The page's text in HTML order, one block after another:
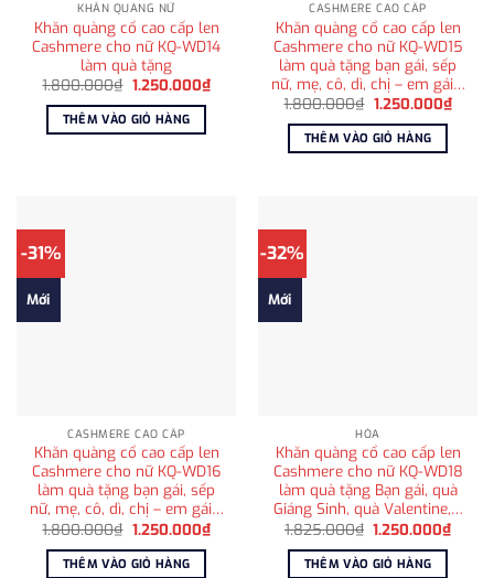
KHĂN QUÀNG NỮ
Khăn quàng cổ cao cấp len
Cashmere cho nữ KQ-WD14
làm quà tặng
1.800.000₫ Giá
là:
1.800.000₫.
1.250.000₫Giá
hiện
THÊM VÀO GIỎ HÀNG
CASHMERE CAO CẤP
Khăn quàng cổ cao cấp len
Cashmere cho nữ KQ-WD15
làm quà tặng bạn gái, sếp
nữ, mẹ, cô, dì, chị – em gái…
1.800.000₫ Giá
là:
1.800.000₫.
1.250.000₫Giá
hiện
THÊM VÀO GIỎ HÀNG
-31%
Mới
CASHMERE CAO CẤP
Khăn quàng cổ cao cấp len
Cashmere cho nữ KQ-WD16
làm quà tặng bạn gái, sếp
nữ, mẹ, cô, dì, chị – em gái…
1.800.000₫ Giá
là:
1.800.000₫.
1.250.000₫Giá
hiện
THÊM VÀO GIỎ HÀNG
-32%
Mới
HỎA
Khăn quàng cổ cao cấp len
Cashmere cho nữ KQ-WD18
làm quà tặng Bạn gái, quà
Giáng Sinh, quà Valentine,…
1.825.000₫ Giá
là:
1.825.000₫.
1.250.000₫Giá
hiện
THÊM VÀO GIỎ HÀNG